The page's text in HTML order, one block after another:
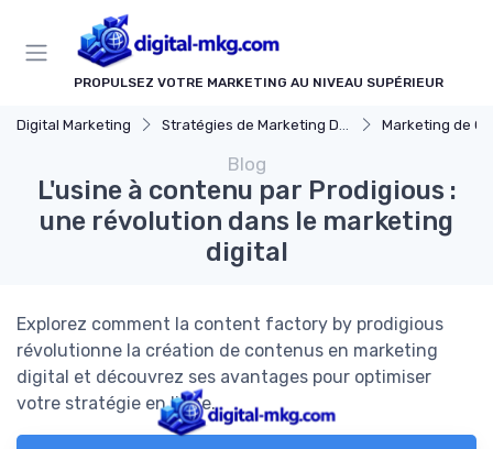
PROPULSEZ VOTRE MARKETING AU NIVEAU SUPÉRIEUR
Digital Marketing Stratégies de Marketing Digital Marketing de
Blog
L'usine à contenu par Prodigious :
une révolution dans le marketing
digital
Explorez comment la content factory by prodigious
révolutionne la création de contenus en marketing
digital et découvrez ses avantages pour optimiser
votre stratégie en ligne.
Panneau de gestion des cookies